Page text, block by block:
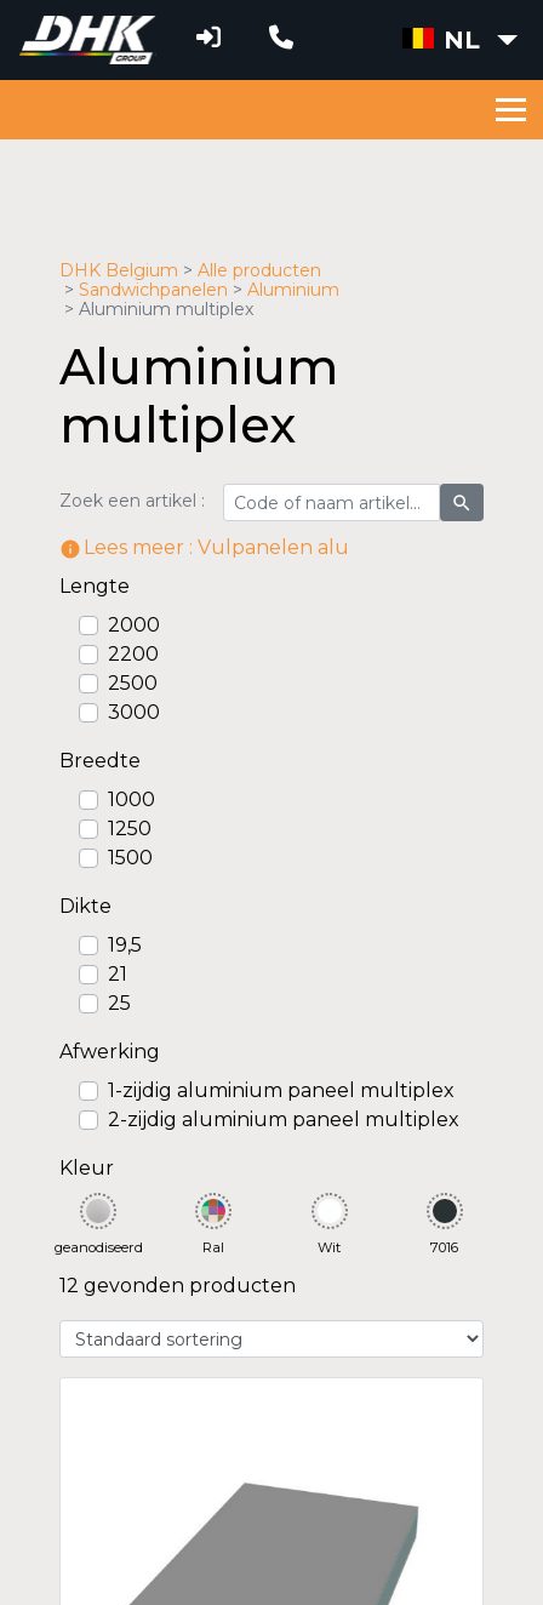
NL
DHK Belgium
Alle producten
Sandwichpanelen
Aluminium
Aluminium multiplex
Aluminium
multiplex
Zoek een artikel : search
information_outline
Lees meer : Vulpanelen alu
Lengte
2000
2200
2500
3000
Breedte
1000
1250
1500
Dikte
19,5
21
25
Afwerking
1-zijdig aluminium paneel multiplex
2-zijdig aluminium paneel multiplex
Kleur
geanodiseerd Ral Wit 7016
12 gevonden producten